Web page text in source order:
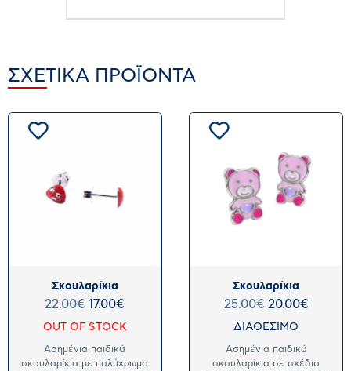
ΣΧΕΤΙΚΆ ΠΡΟΪΌΝΤΑ
Σκουλαρίκια
22.00€ 17.00€
OUT OF STOCK
Ασημένια παιδικά
σκουλαρίκια με πολύχρωμο
Σκουλαρίκια
25.00€ 20.00€
ΔΙΑΘΕΣΙΜΟ
Ασημένια παιδικά
σκουλαρίκια σε σχέδιο